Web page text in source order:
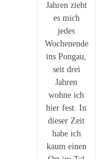
Jahren zieht
es mich
jedes
Wochenende
ins Pongau,
seit drei
Jahren
wohne ich
hier fest. In
dieser Zeit
habe ich
kaum einen